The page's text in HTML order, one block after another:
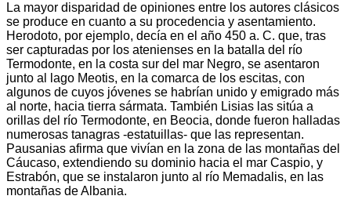
La mayor disparidad de opiniones entre los autores clásicos
se produce en cuanto a su procedencia y asentamiento.
Herodoto, por ejemplo, decía en el año 450 a. C. que, tras
ser capturadas por los atenienses en la batalla del río
Termodonte, en la costa sur del mar Negro, se asentaron
junto al lago Meotis, en la comarca de los escitas, con
algunos de cuyos jóvenes se habrían unido y emigrado más
al norte, hacia tierra sármata. También Lisias las sitúa a
orillas del río Termodonte, en Beocia, donde fueron halladas
numerosas tanagras -estatuillas- que las representan.
Pausanias afirma que vivían en la zona de las montañas del
Cáucaso, extendiendo su dominio hacia el mar Caspio, y
Estrabón, que se instalaron junto al río Memadalis, en las
montañas de Albania.